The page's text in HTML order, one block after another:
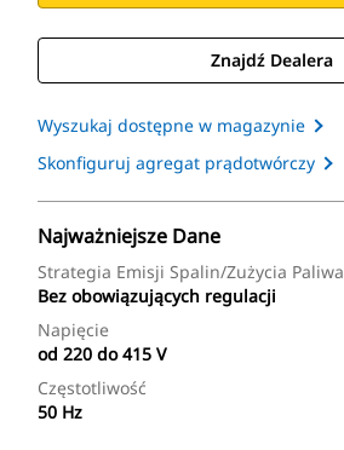
Znajdź Dealera
Wyszukaj dostępne w magazynie
Skonfiguruj agregat prądotwórczy
Najważniejsze Dane
Strategia Emisji Spalin/zużycia Paliwa
Bez obowiązujących regulacji
Napięcie
od 220 do 415 V
Częstotliwość
50 Hz